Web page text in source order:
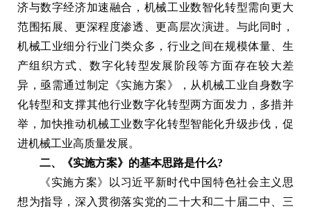
济与数字经济加速融合，机械工业数智化转型需向更大
范围拓展、更深程度渗透、更高层次演进。与此同时，
机械工业细分行业门类众多，行业之间在规模体量、生
产组织方式、数字化转型发展阶段等方面存在较大差
异，亟需通过制定《实施方案》，从机械工业自身数字
化转型和支撑其他行业数字化转型两方面发力，多措并
举，加快推动机械工业数字化转型智能化升级步伐，促
进机械工业高质量发展。
二、《实施方案》的基本思路是什么?
《实施方案》以习近平新时代中国特色社会主义思
想为指导，深入贯彻落实党的二十大和二十届二中、三